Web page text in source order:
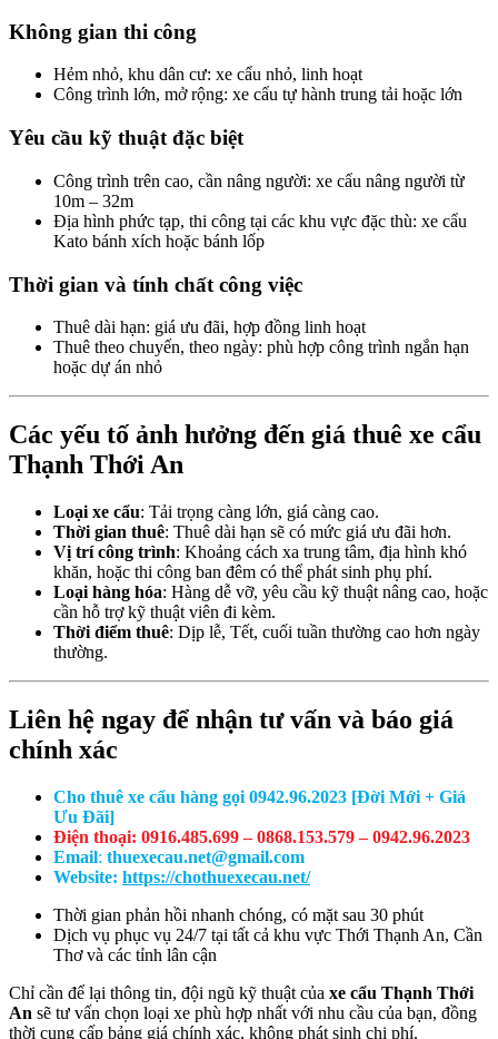
Không gian thi công
Hẻm nhỏ, khu dân cư: xe cẩu nhỏ, linh hoạt
Công trình lớn, mở rộng: xe cẩu tự hành trung tải hoặc lớn
Yêu cầu kỹ thuật đặc biệt
Công trình trên cao, cần nâng người: xe cẩu nâng người từ
10m – 32m
Địa hình phức tạp, thi công tại các khu vực đặc thù: xe cẩu
Kato bánh xích hoặc bánh lốp
Thời gian và tính chất công việc
Thuê dài hạn: giá ưu đãi, hợp đồng linh hoạt
Thuê theo chuyến, theo ngày: phù hợp công trình ngắn hạn
hoặc dự án nhỏ
Các yếu tố ảnh hưởng đến giá thuê xe cẩu
Thạnh Thới An
Loại xe cẩu: Tải trọng càng lớn, giá càng cao.
Thời gian thuê: Thuê dài hạn sẽ có mức giá ưu đãi hơn.
Vị trí công trình: Khoảng cách xa trung tâm, địa hình khó
khăn, hoặc thi công ban đêm có thể phát sinh phụ phí.
Loại hàng hóa: Hàng dễ vỡ, yêu cầu kỹ thuật nâng cao, hoặc
cần hỗ trợ kỹ thuật viên đi kèm.
Thời điểm thuê: Dịp lễ, Tết, cuối tuần thường cao hơn ngày
thường.
Liên hệ ngay để nhận tư vấn và báo giá
chính xác
Cho thuê xe cẩu hàng gọi 0942.96.2023 [Đời Mới + Giá
Ưu Đãi]
Điện thoại: 0916.485.699 – 0868.153.579 – 0942.96.2023
Email: thuexecau.net@gmail.com
Website: https://chothuexecau.net/
Thời gian phản hồi nhanh chóng, có mặt sau 30 phút
Dịch vụ phục vụ 24/7 tại tất cả khu vực Thới Thạnh An, Cần
Thơ và các tỉnh lân cận
Chỉ cần để lại thông tin, đội ngũ kỹ thuật của xe cẩu Thạnh Thới
An sẽ tư vấn chọn loại xe phù hợp nhất với nhu cầu của bạn, đồng
thời cung cấp bảng giá chính xác, không phát sinh chi phí.